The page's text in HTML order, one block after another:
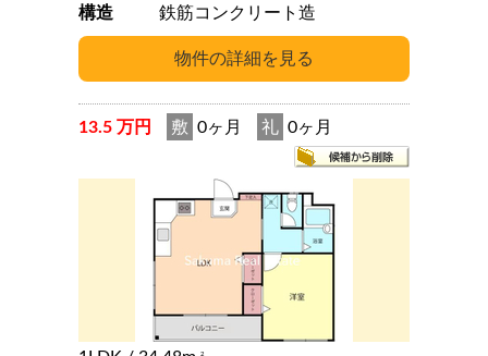
構造
鉄筋コンクリート造
13.5 万円 敷 0ヶ月 礼 0ヶ月
2